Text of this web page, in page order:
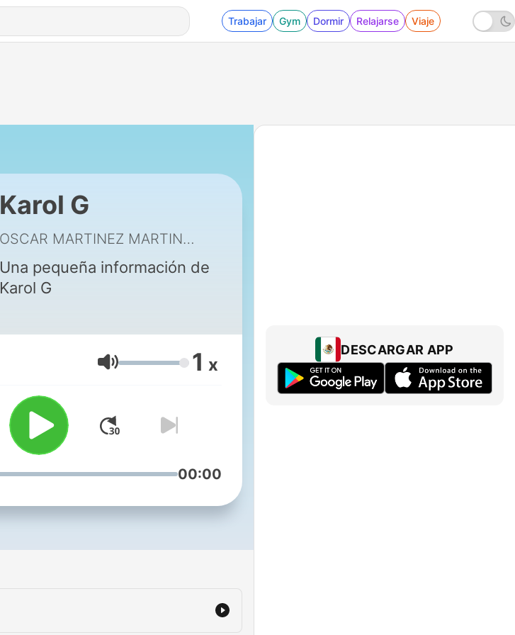
Trabajar Gym Dormir Relajarse Viaje
Karol G
OSCAR MARTINEZ MARTINEZ
Una pequeña información de
Karol G
Volumen 1 x
00:00
DESCARGAR APP